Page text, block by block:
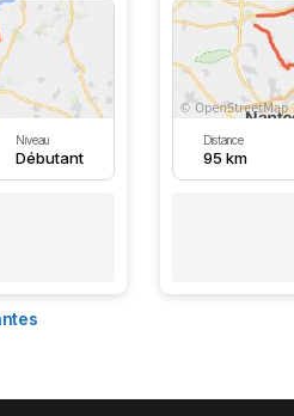
Niveau
Débutant
Distance
95 km